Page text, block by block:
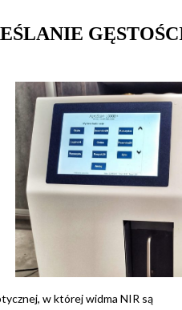
w której widma NIR są